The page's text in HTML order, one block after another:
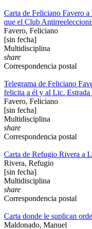
Carta de Feliciano Favero
que el Club
Favero, Feliciano
[sin fecha]
Multidisciplina
share
Correspondencia postal
Telegrama de Feliciano
felicita a él y al Lic. Estrada
Favero, Feliciano
[sin fecha]
Multidisciplina
share
Correspondencia postal
Carta de Refugio Rivera a
Rivera, Refugio
[sin fecha]
Multidisciplina
share
Correspondencia postal
Carta donde le suplican
Maldonado, Manuel